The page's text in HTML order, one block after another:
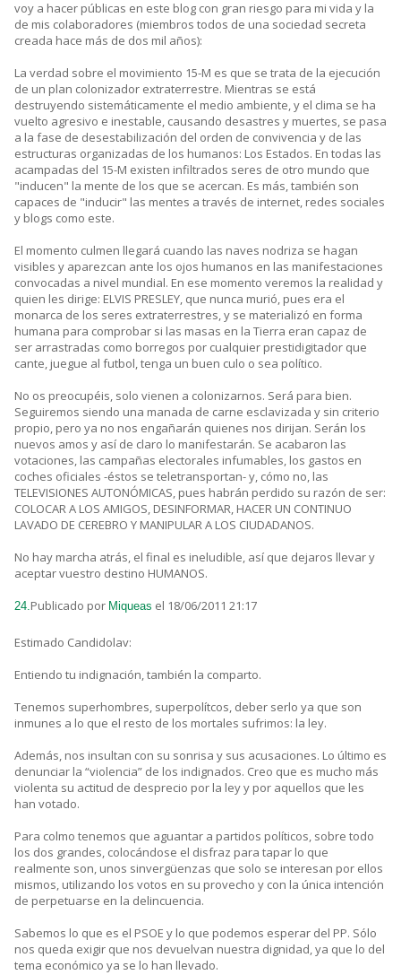
voy a hacer públicas en este blog con gran riesgo para mi vida y la
de mis colaboradores (miembros todos de una sociedad secreta
creada hace más de dos mil años):
La verdad sobre el movimiento 15-M es que se trata de la ejecución
de un plan colonizador extraterrestre. Mientras se está
destruyendo sistemáticamente el medio ambiente, y el clima se ha
vuelto agresivo e inestable, causando desastres y muertes, se pasa
a la fase de desestabilización del orden de convivencia y de las
estructuras organizadas de los humanos: Los Estados. En todas las
acampadas del 15-M existen infiltrados seres de otro mundo que
"inducen" la mente de los que se acercan. Es más, también son
capaces de "inducir" las mentes a través de internet, redes sociales
y blogs como este.
El momento culmen llegará cuando las naves nodriza se hagan
visibles y aparezcan ante los ojos humanos en las manifestaciones
convocadas a nivel mundial. En ese momento veremos la realidad y
quien les dirige: ELVIS PRESLEY, que nunca murió, pues era el
monarca de los seres extraterrestres, y se materializó en forma
humana para comprobar si las masas en la Tierra eran capaz de
ser arrastradas como borregos por cualquier prestidigitador que
cante, juegue al futbol, tenga un buen culo o sea político.
No os preocupéis, solo vienen a colonizarnos. Será para bien.
Seguiremos siendo una manada de carne esclavizada y sin criterio
propio, pero ya no nos engañarán quienes nos dirijan. Serán los
nuevos amos y así de claro lo manifestarán. Se acabaron las
votaciones, las campañas electorales infumables, los gastos en
coches oficiales -éstos se teletransportan- y, cómo no, las
TELEVISIONES AUTONÓMICAS, pues habrán perdido su razón de ser:
COLOCAR A LOS AMIGOS, DESINFORMAR, HACER UN CONTINUO
LAVADO DE CEREBRO Y MANIPULAR A LOS CIUDADANOS.
No hay marcha atrás, el final es ineludible, así que dejaros llevar y
aceptar vuestro destino HUMANOS.
24.Publicado por Miqueas el 18/06/2011 21:17
Estimado Candidolav:
Entiendo tu indignación, también la comparto.
Tenemos superhombres, superpolítcos, deber serlo ya que son
inmunes a lo que el resto de los mortales sufrimos: la ley.
Además, nos insultan con su sonrisa y sus acusaciones. Lo último es
denunciar la “violencia” de los indignados. Creo que es mucho más
violenta su actitud de desprecio por la ley y por aquellos que les
han votado.
Para colmo tenemos que aguantar a partidos políticos, sobre todo
los dos grandes, colocándose el disfraz para tapar lo que
realmente son, unos sinvergüenzas que solo se interesan por ellos
mismos, utilizando los votos en su provecho y con la única intención
de perpetuarse en la delincuencia.
Sabemos lo que es el PSOE y lo que podemos esperar del PP. Sólo
nos queda exigir que nos devuelvan nuestra dignidad, ya que lo del
tema económico ya se lo han llevado.